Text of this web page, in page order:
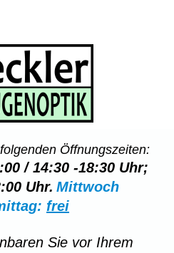
Öffnungszeiten:
/ 14:30 -18:30 Uhr;
Uhr. Mittwoch
frei
Sie vor Ihrem